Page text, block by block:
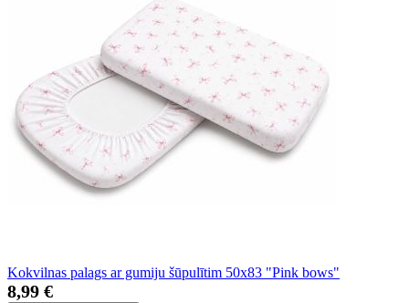
Kokvilnas palags ar gumiju šūpulītim 50x83 "Pink bows"
8,99 €